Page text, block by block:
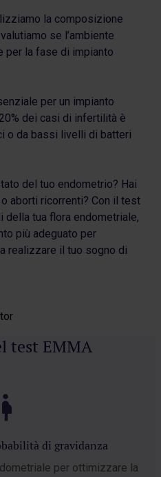
la composizione
se l’ambiente
per la fase di impianto
per un impianto
dei casi di infertilità è
o da bassi livelli di batteri
del tuo endometrio? Hai
aborti ricorrenti? Con il test
tua flora endometriale,
più adeguato per
realizzare il tuo sogno di
test EMMA
di gravidanza
per ottimizzare la